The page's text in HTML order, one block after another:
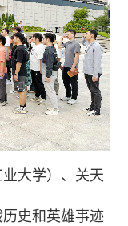
大学）、关天
史和英雄事迹